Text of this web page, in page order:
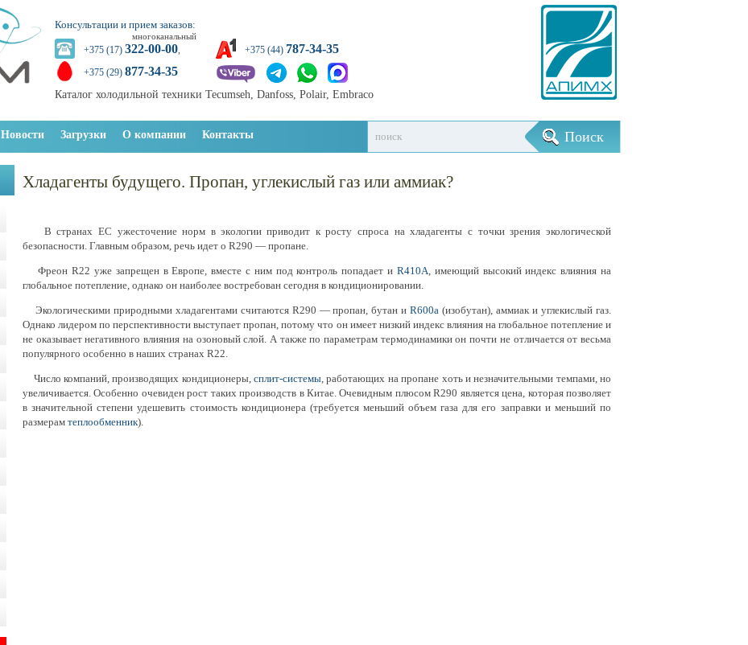
Консультации и прием заказов:
многоканальный
+375 (17) 322-00-00,
+375 (29) 877-34-35
+375 (44) 787-34-35
Каталог холодильной техники Tecumseh, Danfoss, Polair, Embraco
Новости Загрузки О компании Контакты
Хладагенты будущего. Пропан, углекислый газ или аммиак?
В странах ЕС ужесточение норм в экологии приводит к росту спроса на хладагенты с точки зрения экологической
безопасности. Главным образом, речь идет о R290 — пропане.
Фреон R22 уже запрещен в Европе, вместе с ним под контроль попадает и R410A, имеющий высокий индекс влияния на
глобальное потепление, однако он наиболее востребован сегодня в кондиционировании.
Экологическими природными хладагентами считаются R290 — пропан, бутан иR600a (изобутан), аммиак и углекислый газ.
Однако лидером по перспективности выступает пропан, потому что он имеет низкий индекс влияния на глобальное потепление и
не оказывает негативного влияния на озоновый слой. А также по параметрам термодинамики он почти не отличается от весьма
популярного особенно в наших странах R22.
Число компаний, производящих кондиционеры, сплит-системы, работающих на пропане хоть и незначительными темпами, но
увеличивается. Особенно очевиден рост таких производств в Китае. Очевидным плюсом R290 является цена, которая позволяет
в значительной степени удешевить стоимость кондиционера (требуется меньший объем газа для его заправки и меньший по
размерам теплообменник).